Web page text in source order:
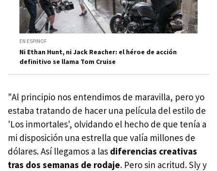
EN ESPINOF
Ni Ethan Hunt, ni Jack Reacher: el héroe de acción
definitivo se llama Tom Cruise
"Al principio nos entendimos de maravilla, pero yo
estaba tratando de hacer una película del estilo de
'Los inmortales', olvidando el hecho de que tenía a
mi disposición una estrella que valía millones de
dólares. Así llegamos a las diferencias creativas
tras dos semanas de rodaje. Pero sin acritud. Sly y